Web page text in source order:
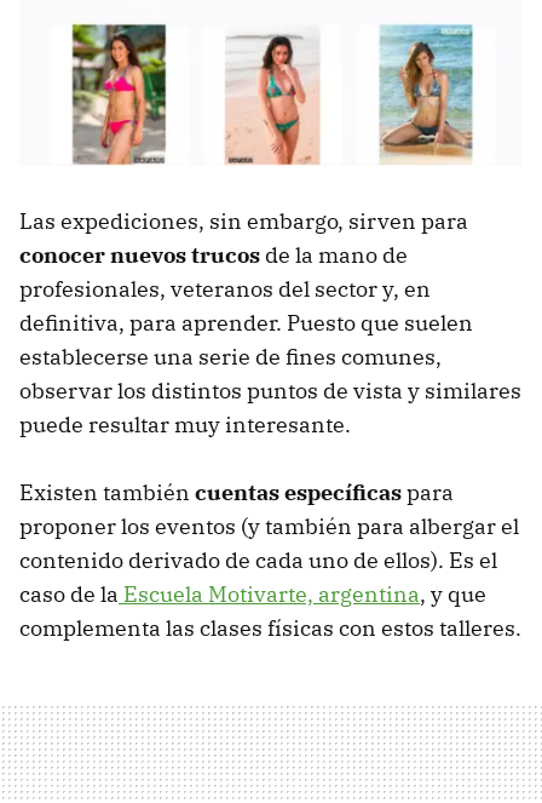
Las expediciones, sin embargo, sirven para
conocer nuevos trucos de la mano de
profesionales, veteranos del sector y, en
definitiva, para aprender. Puesto que suelen
establecerse una serie de fines comunes,
observar los distintos puntos de vista y similares
puede resultar muy interesante.
Existen también cuentas específicaspara
proponer los eventos (y también para albergar el
contenido derivado de cada uno de ellos). Es el
caso de la Escuela Motivarte, argentina, y que
complementa las clases físicas con estos talleres.